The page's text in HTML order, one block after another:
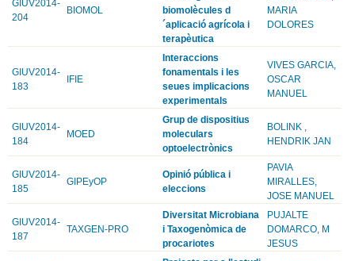
GIUV2014-
204
BIOMOL
biomolècules d
´aplicació agrícola i
terapèutica
MARIA
DOLORES
GIUV2014-
183
IFIE
Interaccions
fonamentals i les
seues implicacions
experimentals
VIVES GARCIA,
OSCAR
MANUEL
GIUV2014-
184
MOED
Grup de dispositius
moleculars
optoelectrònics
BOLINK ,
HENDRIK JAN
GIUV2014-
185
GIPEyOP
Opinió pública i
eleccions
PAVIA
MIRALLES,
JOSE MANUEL
GIUV2014-
187
TAXGEN-PRO
Diversitat Microbiana
i Taxogenòmica de
procariotes
PUJALTE
DOMARCO, M
JESUS